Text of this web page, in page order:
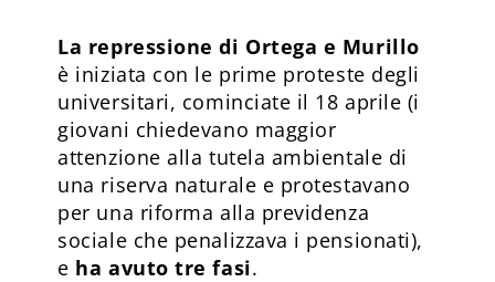
La repressione di Ortega e Murillo
è iniziata con le prime proteste degli
universitari, cominciate il 18 aprile (i
giovani chiedevano maggior
attenzione alla tutela ambientale di
una riserva naturale e protestavano
per una riforma alla previdenza
sociale che penalizzava i pensionati),
e ha avuto tre fasi.